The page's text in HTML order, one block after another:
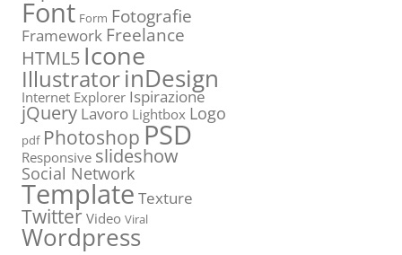
Font Form Fotografie
Framework Freelance
HTML5 Icone
IllustratorinDesign
Internet Explorer Ispirazione
jQuery Lavoro Lightbox Logo
pdf PhotoshopPSD
Responsive slideshow
Social Network
Template Texture
TwitterVideo Viral
Wordpress